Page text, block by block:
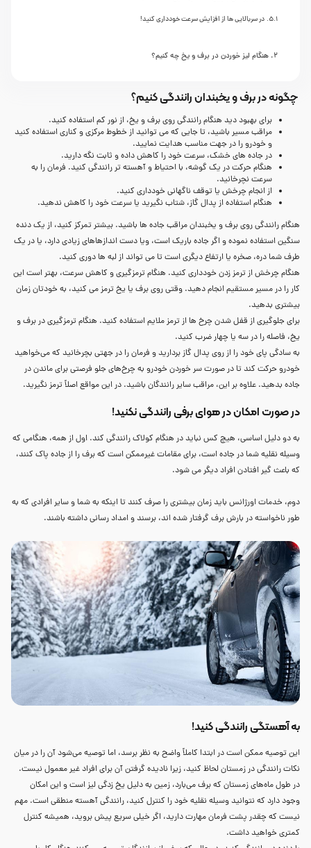
در سربالایی ها از افزایش سرعت خودداری کنید!
هنگام لیز خوردن در برف و یخ چه کنیم؟
چگونه در برف و یخبندان رانندگی کنیم؟
برای بهبود دید هنگام رانندگی روی برف و یخ، از نور کم استفاده کنید.
مراقب مسیر باشید، تا جایی که می توانید از خطوط مرکزی و کناری استفاده کنید
و خودرو را در جهت مناسب هدایت نمایید.
در جاده های خشک، سرعت خود را کاهش داده و ثابت نگه دارید.
هنگام حرکت در یک گوشه، با احتیاط و آهسته تر رانندگی کنید. فرمان را به
سرعت نچرخانید.
از انجام چرخش یا توقف ناگهانی خودداری کنید.
هنگام استفاده از پدال گاز، شتاب نگیرید یا سرعت خود را کاهش ندهید.
هنگام رانندگی روی برف و یخبندان مراقب جاده ها باشید. بیشتر تمرکز کنید، از یک دنده
سنگین استفاده نموده و اگر جاده باریک است، ویا دست اندازهاهای زیادی دارد، یا در یک
طرف شما دره، صخره یا ارتفاع دیگری است تا می تواند از لبه ها دوری کنید.
هنگام چرخش از ترمز زدن خودداری کنید. هنگام ترمزگیری و کاهش سرعت، بهتر است این
کار را در مسیر مستقیم انجام دهید. وقتی روی برف یا یخ ترمز می کنید، به خودتان زمان
بیشتری بدهید.
برای جلوگیری از قفل شدن چرخ ها از ترمز ملایم استفاده کنید. هنگام ترمزگیری در برف و
یخ، فاصله را در سه یا چهار ضرب کنید.
به سادگی پای خود را از روی پدال گاز بردارید و فرمان را در جهتی بچرخانید که می‌خواهید
خودرو حرکت کند تا در صورت سر خوردن خودرو به چرخ‌های جلو فرصتی برای ماندن در
جاده بدهید. علاوه بر این، مراقب سایر رانندگان باشید. در این مواقع اصلاً ترمز نگیرید.
در صورت امکان در هوای برفی رانندگی نکنید!
به دو دلیل اساسی، هیچ کس نباید در هنگام کولاک رانندگی کند. اول از همه، هنگامی که
وسیله نقلیه شما در جاده است، برای مقامات غیرممکن است که برف را از جاده پاک کنند،
که باعث گیر افتادن افراد دیگر می شود.
دوم، خدمات اورژانس باید زمان بیشتری را صرف کنند تا اینکه به شما و سایر افرادی که به
طور ناخواسته در بارش برف گرفتار شده اند، برسند و امداد رسانی داشته باشند.
به آهستگی رانندگی کنید!
این توصیه ممکن است در ابتدا کاملاً واضح به نظر برسد، اما توصیه می‌شود آن را در میان
نکات رانندگی در زمستان لحاظ کنید، زیرا نادیده گرفتن آن برای افراد غیر معمول نیست.
در طول ماه‌های زمستان که برف می‌بارد، زمین به دلیل یخ زدگی لیز است و این امکان
وجود دارد که نتوانید وسیله نقلیه خود را کنترل کنید، رانندگی آهسته منطقی است. مهم
نیست که چقدر پشت فرمان مهارت دارید، اگر خیلی سریع پیش بروید، همیشه کنترل
کمتری خواهید داشت.